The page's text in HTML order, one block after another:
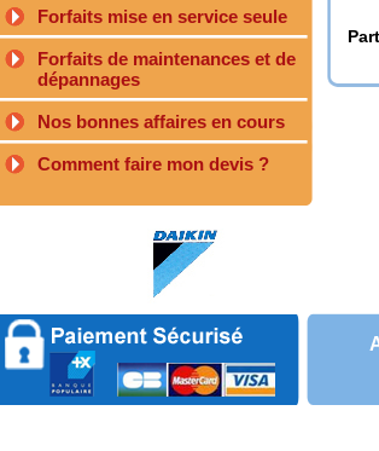
Forfaits mise en service seule
Forfaits de maintenances et de
dépannages
Nos bonnes affaires en cours
Comment faire mon devis ?